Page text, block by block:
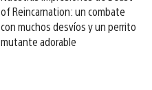
of Reincarnation: un combate
con muchos desvíos y un perrito
mutante adorable